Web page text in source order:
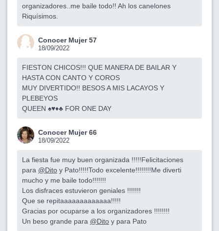
organizadores..me baile todo!! Ah los canelones
Riquísimos.
Conocer Mujer 57
18/09/2022
FIESTON CHICOS!!! QUE MANERA DE BAILAR Y
HASTA CON CANTO Y COROS
MUY DIVERTIDO!! BESOS A MIS LACAYOS Y
PLEBEYOS
QUEEN ♠️♥️♦️♣️ FOR ONE DAY
Conocer Mujer 66
18/09/2022
La fiesta fue muy buen organizada !!!!!Felicitaciones
para @Dito y Pato!!!!!Todo excelente!!!!!!!!Me diverti
mucho y me baile todo!!!!!!!
Los disfraces estuvieron geniales !!!!!!!
Que se repitaaaaaaaaaaaaa!!!!!
Gracias por ocuparse a los organizadores !!!!!!!!
Un beso grande para @Dito y para Pato